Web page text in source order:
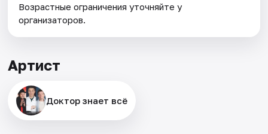
Возрастные ограничения уточняйте у
организаторов.
Артист
Доктор знает всё